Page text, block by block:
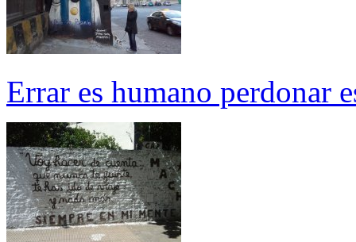
Errar es humano perdonar